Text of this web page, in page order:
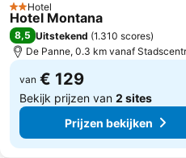
Belle Epoque Centrum
Belfry Toren
City's Market Hall and Belfry
Sint-Pieters
2 Sterren
Hotel
Hotel Montana
8,5 Uitstekend (1.310 scores)
De Panne, 0.3 km vanaf
van € 129
Bekijk prijzen van 2 sites
Prijzen bekijken